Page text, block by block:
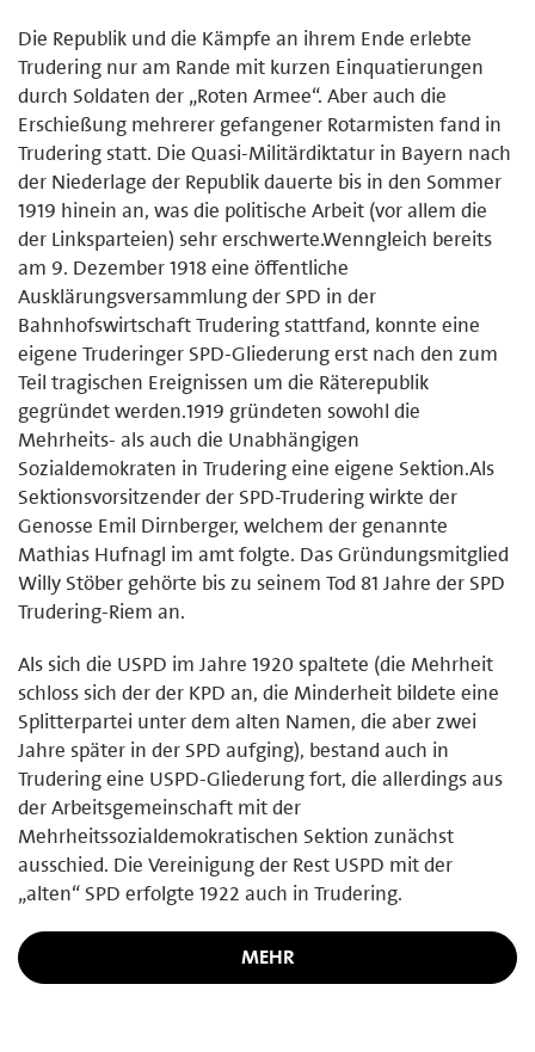
Die Republik und die Kämpfe an ihrem Ende erlebte
Trudering nur am Rande mit kurzen Einquatierungen
durch Soldaten der „Roten Armee“. Aber auch die
Erschießung mehrerer gefangener Rotarmisten fand in
Trudering statt. Die Quasi-Militärdiktatur in Bayern nach
der Niederlage der Republik dauerte bis in den Sommer
1919 hinein an, was die politische Arbeit (vor allem die
der Linksparteien) sehr erschwerte.Wenngleich bereits
am 9. Dezember 1918 eine öffentliche
Ausklärungsversammlung der SPD in der
Bahnhofswirtschaft Trudering stattfand, konnte eine
eigene Truderinger SPD-Gliederung erst nach den zum
Teil tragischen Ereignissen um die Räterepublik
gegründet werden.1919 gründeten sowohl die
Mehrheits- als auch die Unabhängigen
Sozialdemokraten in Trudering eine eigene Sektion.Als
Sektionsvorsitzender der SPD-Trudering wirkte der
Genosse Emil Dirnberger, welchem der genannte
Mathias Hufnagl im amt folgte. Das Gründungsmitglied
Willy Stöber gehörte bis zu seinem Tod 81 Jahre der SPD
Trudering-Riem an.
Als sich die USPD im Jahre 1920 spaltete (die Mehrheit
schloss sich der der KPD an, die Minderheit bildete eine
Splitterpartei unter dem alten Namen, die aber zwei
Jahre später in der SPD aufging), bestand auch in
Trudering eine USPD-Gliederung fort, die allerdings aus
der Arbeitsgemeinschaft mit der
Mehrheitssozialdemokratischen Sektion zunächst
ausschied. Die Vereinigung der Rest USPD mit der
„alten“ SPD erfolgte 1922 auch in Trudering.
MEHR